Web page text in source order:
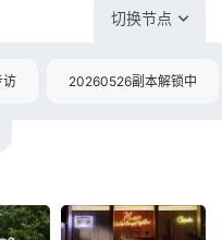
切换节点
访 20260526副本解锁中